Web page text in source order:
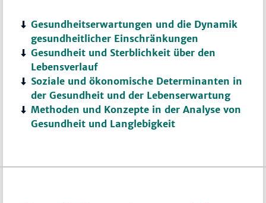
Gesundheitserwartungen und die Dynamik
gesundheitlicher Einschränkungen
Gesundheit und Sterblichkeit über den
Lebensverlauf
Soziale und ökonomische Determinanten in
der Gesundheit und der Lebenserwartung
Methoden und Konzepte in der Analyse von
Gesundheit und Langlebigkeit